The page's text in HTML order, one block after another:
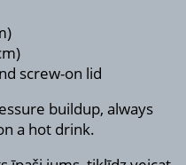
screw-on lid
buildup, always
a hot drink.